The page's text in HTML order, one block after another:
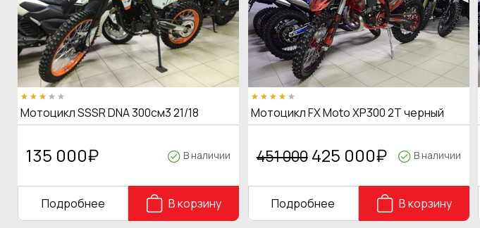
Мотоцикл SSSR DNA 300см3 21/18
135 000₽ В наличии
Подробнее В корзину
Мотоцикл FX Moto XP300 2T черный
451 000 425 000₽ В наличии
Подробнее В корзину